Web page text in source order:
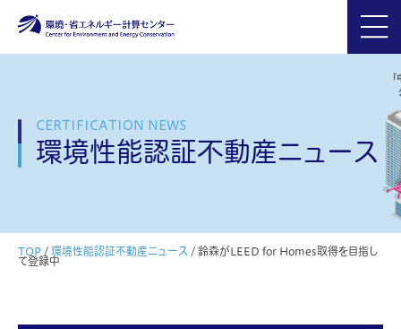
CERTIFICATION NEWS
環境性能認証不動産ニュース
TOP / 環境性能認証不動産ニュース / 鈴森がLEED for Homes取得を目指し
て登録中